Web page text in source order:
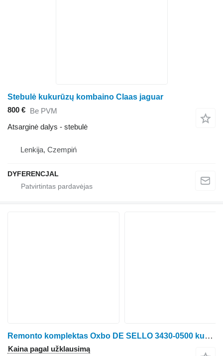
Stebulė kukurūzų kombaino Claas jaguar
800 € Be PVM
Atsarginė dalys - stebulė
Lenkija, Czempiń
DYFERENCJAL
Remonto komplektas Oxbo DE SELLO 3430-0500 kukurūzų kombaino Oxbo VARIOS
Kaina pagal užklausimą